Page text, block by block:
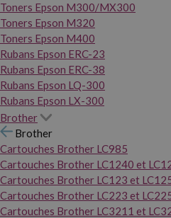
Toners Epson M300/MX300
Toners Epson M320
Toners Epson M400
Rubans Epson ERC-23
Rubans Epson ERC-38
Rubans Epson LQ-300
Rubans Epson LX-300
Brother
Brother
Cartouches Brother LC985
Cartouches Brother LC1240 et
Cartouches Brother LC123 et
Cartouches Brother LC223 et
Cartouches Brother LC3211 et